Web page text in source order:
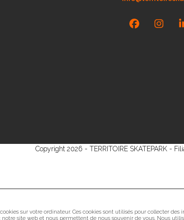
Facebook
Copyright 2026 - TERRITOIRE SKATEPARK -
sur votre ordinateur. Ces cookies sont utilisés pour collecter
notre site web et nous permettent de nous souvenir de vous. Nous